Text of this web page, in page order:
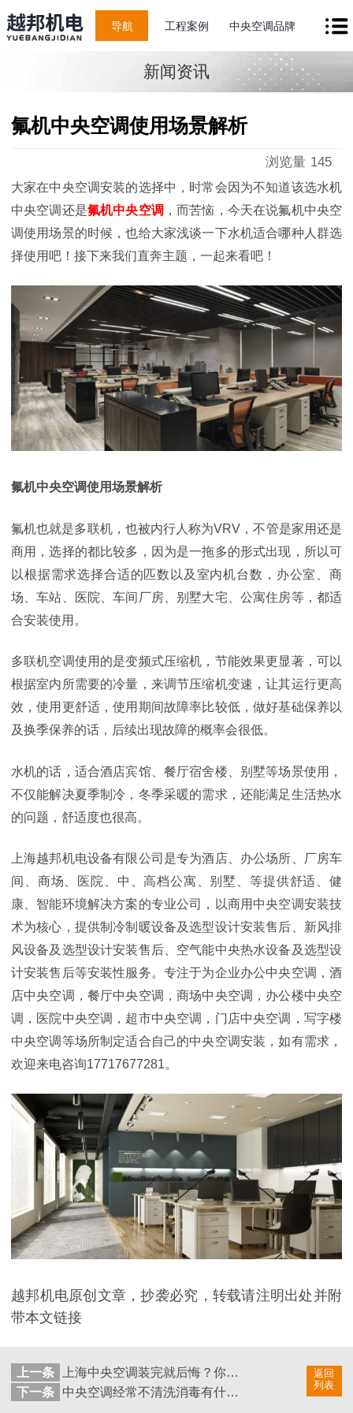
导航 工程案例 中央空调品牌
新闻资讯
氟机中央空调使用场景解析
浏览量 145
大家在中央空调安装的选择中，时常会因为不知道该选水机
中央空调还是氟机中央空调 ，而苦恼，今天在说氟机中央空
调使用场景的时候，也给大家浅谈一下水机适合哪种人群选
择使用吧！接下来我们直奔主题，一起来看吧！
氟机中央空调使用场景解析
氟机也就是多联机，也被内行人称为VRV，不管是家用还是
商用，选择的都比较多，因为是一拖多的形式出现，所以可
以根据需求选择合适的匹数以及室内机台数，办公室、商
场、车站、医院、车间厂房、别墅大宅、公寓住房等，都适
合安装使用。
多联机空调使用的是变频式压缩机，节能效果更显著，可以
根据室内所需要的冷量，来调节压缩机变速，让其运行更高
效，使用更舒适，使用期间故障率比较低，做好基础保养以
及换季保养的话，后续出现故障的概率会很低。
水机的话，适合酒店宾馆、餐厅宿舍楼、别墅等场景使用，
不仅能解决夏季制冷，冬季采暖的需求，还能满足生活热水
的问题，舒适度也很高。
上海越邦机电设备有限公司是专为酒店、办公场所、厂房车
间、商场、医院、中、高档公寓、别墅、等提供舒适、健
康、智能环境解决方案的专业公司，以商用中央空调安装技
术为核心，提供制冷制暖设备及选型设计安装售后、新风排
风设备及选型设计安装售后、空气能中央热水设备及选型设
计安装售后等安装性服务。专注于为企业办公中央空调，酒
店中央空调，餐厅中央空调，商场中央空调，办公楼中央空
调，医院中央空调，超市中央空调，门店中央空调，写字楼
中央空调等场所制定适合自己的中央空调安装，如有需求，
欢迎来电咨询17717677281。
越邦机电原创文章，抄袭必究，转载请注明出处并附
带本文链接
返回
列表
上一条
上海中央空调装完就后悔？你提前考虑这几点了吗？
下一条
中央空调经常不清洗消毒有什么危害？